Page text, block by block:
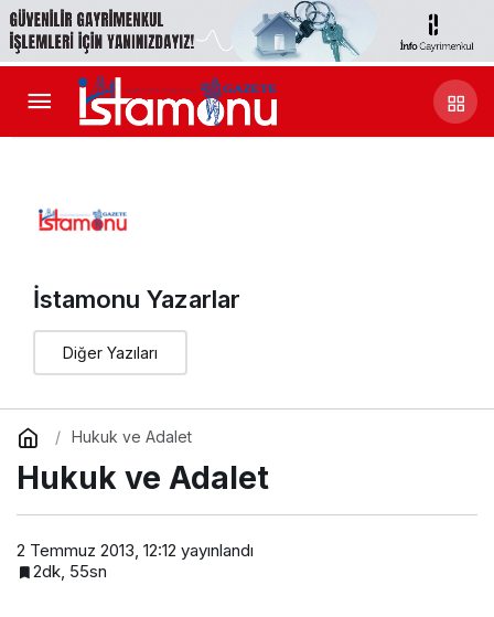
İstamonu Yazarlar
Diğer Yazıları
Hukuk ve Adalet
Hukuk ve Adalet
2 Temmuz 2013, 12:12 yayınlandı
2dk, 55sn